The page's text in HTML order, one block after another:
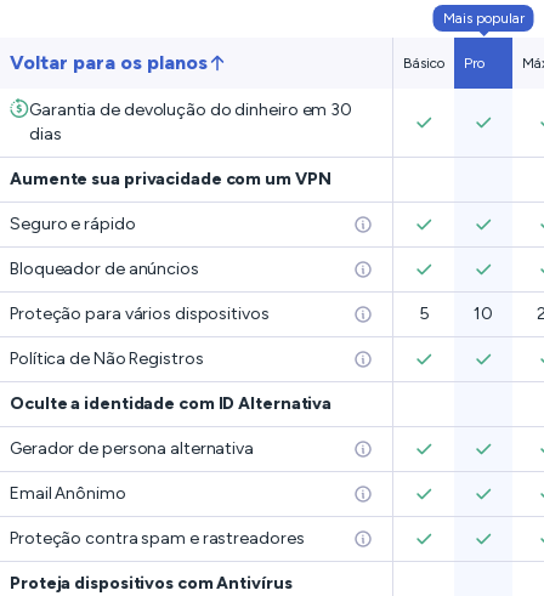
Voltar para os planos Básico Pro
Mais popular
Garantia de devolução do dinheiro em 30
dias
Aumente sua privacidade com um VPN
Seguro e rápido
Bloqueador de anúncios
Proteção para vários dispositivos 5 10
Política de Não Registros
Oculte a identidade com ID Alternativa
Gerador de persona alternativa
Email Anônimo
Proteção contra spam e rastreadores
Proteja dispositivos com Antivírus